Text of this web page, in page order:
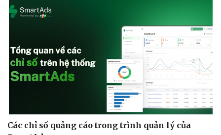
Các chỉ số quảng cáo trong trình quản lý của